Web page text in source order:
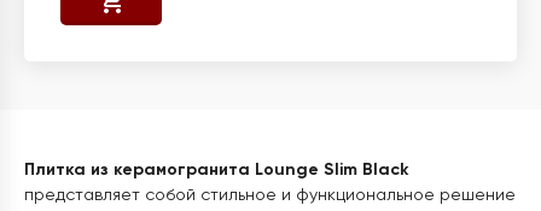
Плитка из керамогранита Lounge Slim Black
представляет собой стильное и функциональное решение